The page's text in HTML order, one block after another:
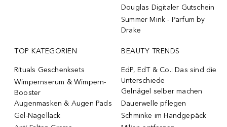
Douglas Digitaler Gutschein
Summer Mink - Parfum by
Drake
TOP KATEGORIEN
Rituals Geschenksets
Wimpernserum & Wimpern-
Booster
Augenmasken & Augen Pads
Gel-Nagellack
BEAUTY TRENDS
EdP, EdT & Co.: Das sind die
Unterschiede
Gelnägel selber machen
Dauerwelle pflegen
Schminke im Handgepäck